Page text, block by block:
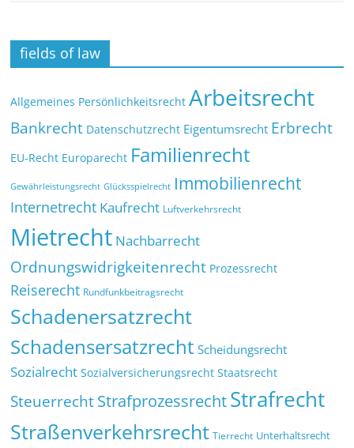
fields of law
Allgemeines Persönlichkeitsrecht Arbeitsrecht
Bankrecht Datenschutzrecht Eigentumsrecht Erbrecht
EU-Recht Europarecht Familienrecht
Gewährleistungsrecht Glücksspielrecht Immobilienrecht
Internetrecht Kaufrecht Luftverkehrsrecht
Mietrecht Nachbarrecht
Ordnungswidrigkeitenrecht Prozessrecht
Reiserecht Rundfunkbeitragsrecht
Schadenersatzrecht
Schadensersatzrecht Scheidungsrecht
Sozialrecht Sozialversicherungsrecht Staatsrecht
SteuerrechtStrafprozessrechtStrafrecht
Straßenverkehrsrecht Tierrecht Unterhaltsrecht